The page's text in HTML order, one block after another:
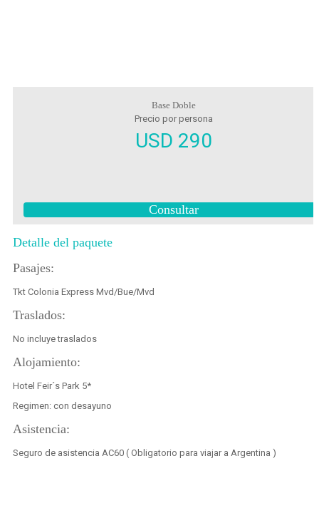
Base Doble
Precio por persona
USD 290
Consultar
Detalle del paquete
Pasajes:
Tkt Colonia Express Mvd/Bue/Mvd
Traslados:
No incluye traslados
Alojamiento:
Hotel Feir´s Park 5*
Regimen: con desayuno
Asistencia:
Seguro de asistencia AC60 ( Obligatorio para viajar a Argentina )